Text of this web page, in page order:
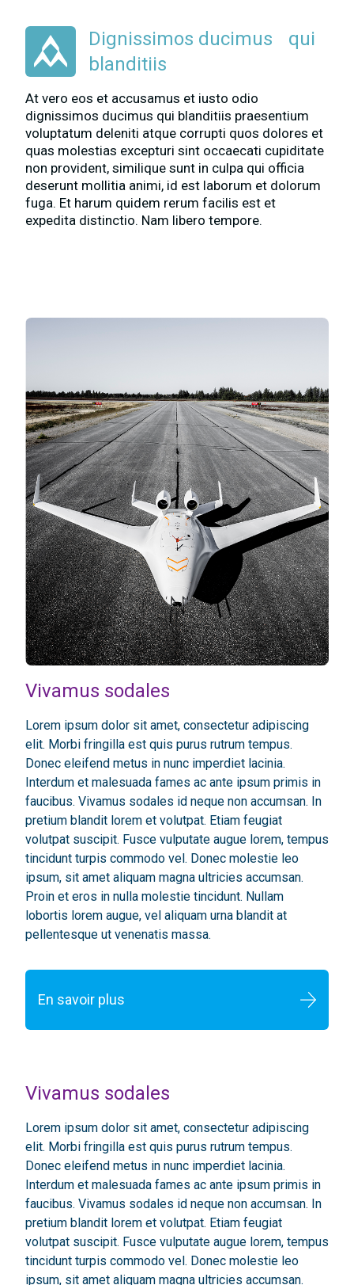
Dignissimos ducimus qui
blanditiis
At vero eos et accusamus et iusto odio
dignissimos ducimus qui blanditiis praesentium
voluptatum deleniti atque corrupti quos dolores et
quas molestias excepturi sint occaecati cupiditate
non provident, similique sunt in culpa qui officia
deserunt mollitia animi, id est laborum et dolorum
fuga. Et harum quidem rerum facilis est et
expedita distinctio. Nam libero tempore.
Vivamus sodales
Lorem ipsum dolor sit amet, consectetur adipiscing
elit. Morbi fringilla est quis purus rutrum tempus.
Donec eleifend metus in nunc imperdiet lacinia.
Interdum et malesuada fames ac ante ipsum primis in
faucibus. Vivamus sodales id neque non accumsan. In
pretium blandit lorem et volutpat. Etiam feugiat
volutpat suscipit. Fusce vulputate augue lorem, tempus
tincidunt turpis commodo vel. Donec molestie leo
ipsum, sit amet aliquam magna ultricies accumsan.
Proin et eros in nulla molestie tincidunt. Nullam
lobortis lorem augue, vel aliquam urna blandit at
pellentesque ut venenatis massa.
En savoir plus
Vivamus sodales
Lorem ipsum dolor sit amet, consectetur adipiscing
elit. Morbi fringilla est quis purus rutrum tempus.
Donec eleifend metus in nunc imperdiet lacinia.
Interdum et malesuada fames ac ante ipsum primis in
faucibus. Vivamus sodales id neque non accumsan. In
pretium blandit lorem et volutpat. Etiam feugiat
volutpat suscipit. Fusce vulputate augue lorem, tempus
tincidunt turpis commodo vel. Donec molestie leo
ipsum, sit amet aliquam magna ultricies accumsan.